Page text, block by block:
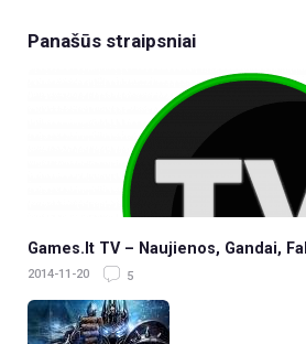
Panašūs straipsniai
Games.lt TV – Naujienos, Gandai,
2014-11-20 5